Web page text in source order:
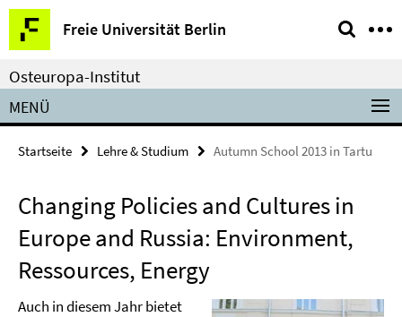
Springe
direkt
zu
Inhalt
Freie Universität Berlin
Service-
Navigation
Osteuropa-Institut
MENÜ
Startseite Lehre & Studium Autumn School 2013 in Tartu
Changing Policies and Cultures in
Europe and Russia: Environment,
Ressources, Energy
Auch in diesem Jahr bietet